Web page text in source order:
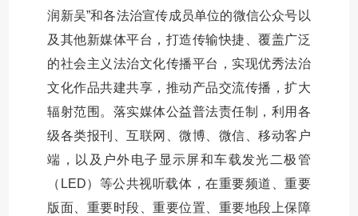
润新吴”和各法治宣传成员单位的微信公众号以
及其他新媒体平台，打造传输快捷、覆盖广泛
的社会主义法治文化传播平台，实现优秀法治
文化作品共建共享，推动产品交流传播，扩大
辐射范围。落实媒体公益普法责任制，利用各
级各类报刊、互联网、微博、微信、移动客户
端，以及户外电子显示屏和车载发光二极管
（LED）等公共视听载体，在重要频道、重要
版面、重要时段、重要位置、重要地段上保障